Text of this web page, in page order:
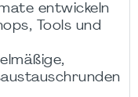
entwickeln
Tools und